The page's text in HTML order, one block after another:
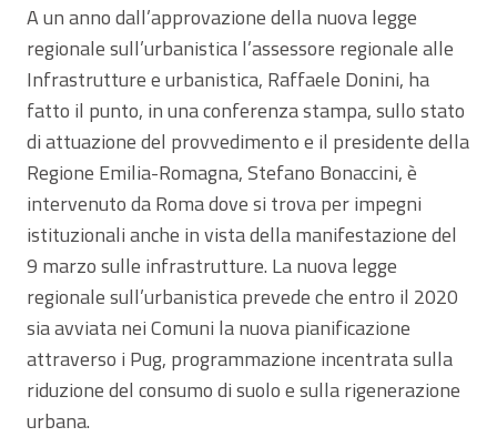
A un anno dall’approvazione della nuova legge
regionale sull’urbanistica l’assessore regionale alle
Infrastrutture e urbanistica, Raffaele Donini, ha
fatto il punto, in una conferenza stampa, sullo stato
di attuazione del provvedimento e il presidente della
Regione Emilia-Romagna, Stefano Bonaccini, è
intervenuto da Roma dove si trova per impegni
istituzionali anche in vista della manifestazione del
9 marzo sulle infrastrutture. La nuova legge
regionale sull’urbanistica prevede che entro il 2020
sia avviata nei Comuni la nuova pianificazione
attraverso i Pug, programmazione incentrata sulla
riduzione del consumo di suolo e sulla rigenerazione
urbana.